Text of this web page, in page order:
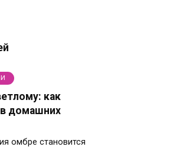
как
домашних
омбре становится